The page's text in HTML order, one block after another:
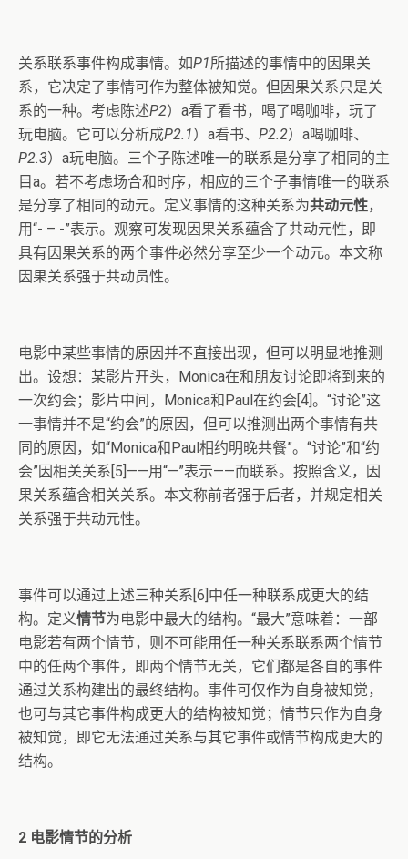
关系联系事件构成事情。如P1所描述的事情中的因果关
系，它决定了事情可作为整体被知觉。但因果关系只是关
系的一种。考虑陈述P2）a看了看书，喝了喝咖啡，玩了
玩电脑。它可以分析成P2.1）a看书、 P2.2）a喝咖啡、
P2.3）a玩电脑。三个子陈述唯一的联系是分享了相同的主
目a。若不考虑场合和时序，相应的三个子事情唯一的联系
是分享了相同的动元。定义事情的这种关系为共动元性，
用“- – -”表示。观察可发现因果关系蕴含了共动元性，即
具有因果关系的两个事件必然分享至少一个动元。本文称
因果关系强于共动员性。
电影中某些事情的原因并不直接出现，但可以明显地推测
出。设想：某影片开头，Monica在和朋友讨论即将到来的
一次约会；影片中间，Monica和Paul在约会[4]。“讨论”这
一事情并不是“约会”的原因，但可以推测出两个事情有共
同的原因，如“Monica和Paul相约明晚共餐”。“讨论”和“约
会”因相关关系[5]——用“—”表示——而联系。按照含义，因
果关系蕴含相关关系。本文称前者强于后者，并规定相关
关系强于共动元性。
事件可以通过上述三种关系[6]中任一种联系成更大的结
构。定义情节为电影中最大的结构。“最大”意味着：一部
电影若有两个情节，则不可能用任一种关系联系两个情节
中的任两个事件，即两个情节无关，它们都是各自的事件
通过关系构建出的最终结构。事件可仅作为自身被知觉，
也可与其它事件构成更大的结构被知觉；情节只作为自身
被知觉，即它无法通过关系与其它事件或情节构成更大的
结构。
2 电影情节的分析